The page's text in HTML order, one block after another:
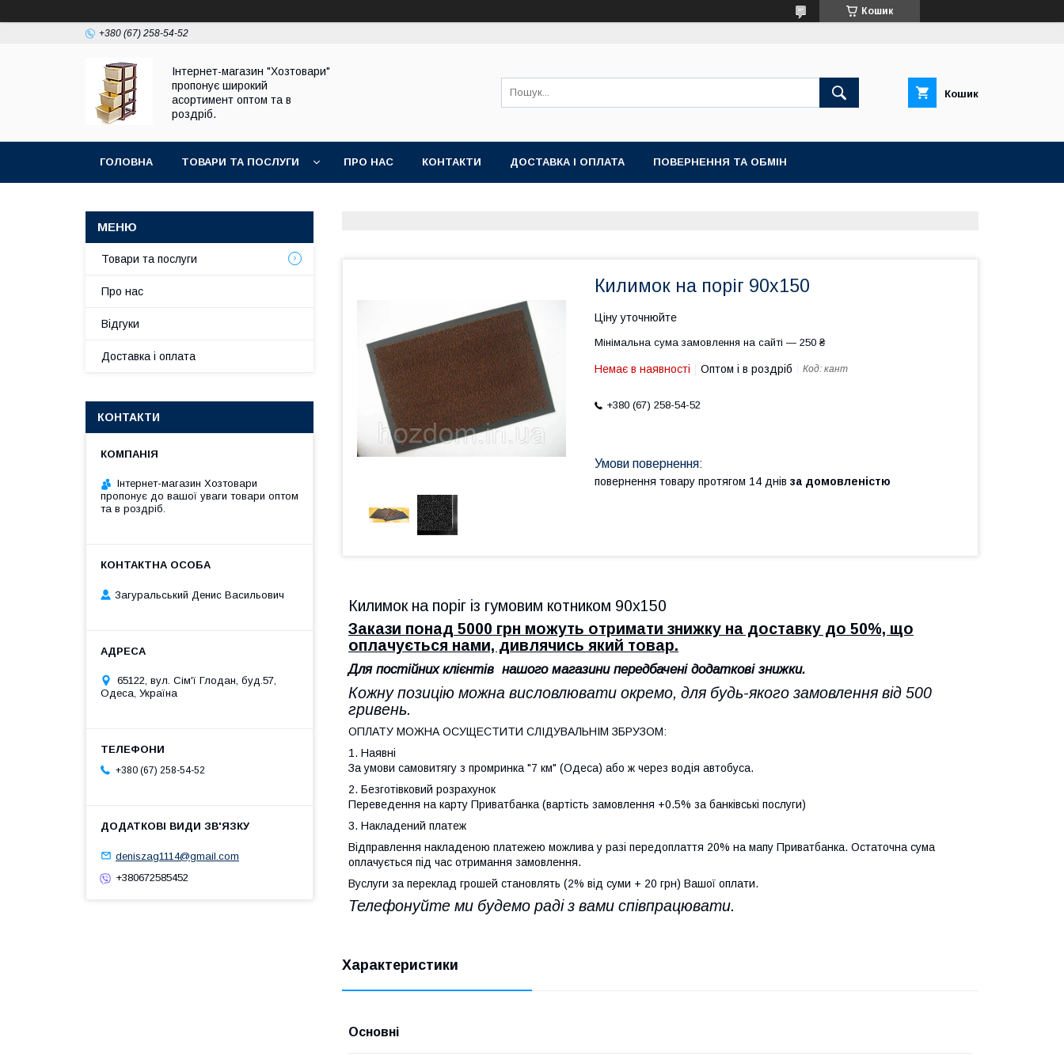
Кошик
+380 (67) 258-54-52
Інтернет-магазин "Хозтовари"
пропонує широкий
асортимент оптом та в
роздріб.
Кошик
ГОЛОВНА ТОВАРИ ТА ПОСЛУГИ ПРО НАС КОНТАКТИ ДОСТАВКА І ОПЛАТА ПОВЕРНЕННЯ ТА ОБМІН
Килимок на поріг 90х150
Ціну уточнюйте
Мінімальна сума замовлення на сайті — 250 ₴
Немає в наявності Оптом і в роздріб Код: кант
+380 (67) 258-54-52
повернення товару протягом 14 днів за домовленістю
Килимок на поріг із гумовим котником 90х150
Закази понад 5000 грн можуть отримати знижку на доставку до 50%, що
оплачується нами, дивлячись який товар.
Для постійних клієнтів нашого магазини передбачені додаткові знижки.
Кожну позицію можна висловлювати окремо, для будь-якого замовлення від 500
гривень.
ОПЛАТУ МОЖНА ОСУЩЕСТИТИ СЛІДУВАЛЬНІМ ЗБРУЗОМ:
1. Наявні
За умови самовитягу з промринка "7 км" (Одеса) або ж через водія автобуса.
2. Безготівковий розрахунок
Переведення на карту Приватбанка (вартість замовлення +0.5% за банківські послуги)
3. Накладений платеж
Відправлення накладеною платежею можлива у разі передоплаття 20% на мапу Приватбанка. Остаточна сума
оплачується під час отримання замовлення.
Вуслуги за переклад грошей становлять (2% від суми + 20 грн) Вашої оплати.
Телефонуйте ми будемо раді з вами співпрацювати.
Характеристики
Основні
Товари та послуги
Про нас
Відгуки
Доставка і оплата
КОНТАКТИ
Інтернет-магазин Хозтовари
пропонує до вашої уваги товари оптом
та в роздріб.
Загуральський Денис Васильович
65122, вул. Сім'ї Глодан, буд.57,
Одеса, Україна
+380 (67) 258-54-52
deniszag1114@gmail.com
+380672585452